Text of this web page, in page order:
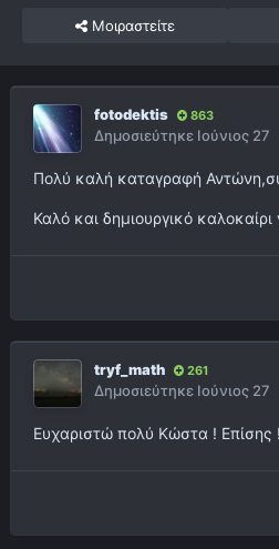
Μοιραστείτε
fotodektis 863
Δημοσιεύτηκε Ιούνιος 27
Πολύ καλή καταγραφή
Καλό και δημιουργικό καλοκαίρι
tryf_math 261
Δημοσιεύτηκε Ιούνιος 27
Ευχαριστώ πολύ Κώστα ! Επίσης